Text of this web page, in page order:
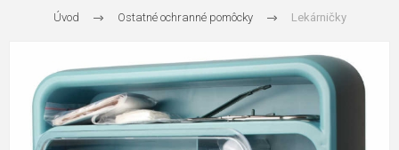
Úvod Ostatné ochranné pomôcky Lekárničky